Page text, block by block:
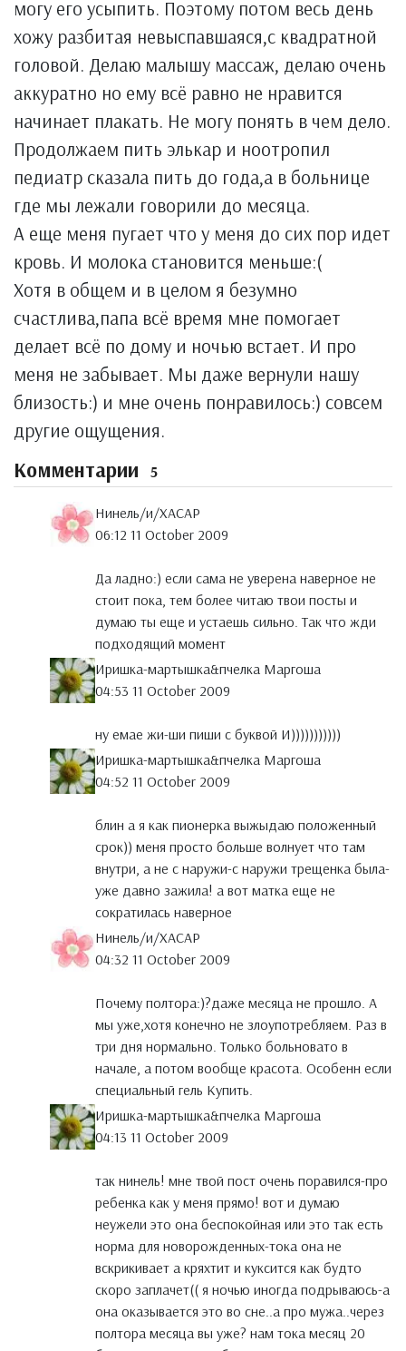
могу его усыпить. Поэтому потом весь день
хожу разбитая невыспавшаяся,с квадратной
головой. Делаю малышу массаж, делаю очень
аккуратно но ему всё равно не нравится
начинает плакать. Не могу понять в чем дело.
Продолжаем пить элькар и ноотропил
педиатр сказала пить до года,а в больнице
где мы лежали говорили до месяца.
А еще меня пугает что у меня до сих пор идет
кровь. И молока становится меньше:(
Хотя в общем и в целом я безумно
счастлива,папа всё время мне помогает
делает всё по дому и ночью встает. И про
меня не забывает. Мы даже вернули нашу
близость:) и мне очень понравилось:) совсем
другие ощущения.
Комментарии 5
Нинель/и/ХАСАР
06:12 11 October 2009
Да ладно:) если сама не уверена наверное не
стоит пока, тем более читаю твои посты и
думаю ты еще и устаешь сильно. Так что жди
подходящий момент
Иришка-мартышка&пчелка Маргоша
04:53 11 October 2009
ну емае жи-ши пиши с буквой И)))))))))))
Иришка-мартышка&пчелка Маргоша
04:52 11 October 2009
блин а я как пионерка выжыдаю положенный
срок)) меня просто больше волнует что там
внутри, а не с наружи-с наружи трещенка была-
уже давно зажила! а вот матка еще не
сократилась наверное
Нинель/и/ХАСАР
04:32 11 October 2009
Почему полтора:)?даже месяца не прошло. А
мы уже,хотя конечно не злоупотребляем. Раз в
три дня нормально. Только больновато в
начале, а потом вообще красота. Особенн если
специальный гель Купить.
Иришка-мартышка&пчелка Маргоша
04:13 11 October 2009
так нинель! мне твой пост очень поравился-про
ребенка как у меня прямо! вот и думаю
неужели это она беспокойная или это так есть
норма для новорожденных-тока она не
вскрикивает а кряхтит и куксится как будто
скоро заплачет(( я ночью иногда подрываюсь-а
она оказывается это во сне..а про мужа..через
полтора месяца вы уже? нам тока месяц 20